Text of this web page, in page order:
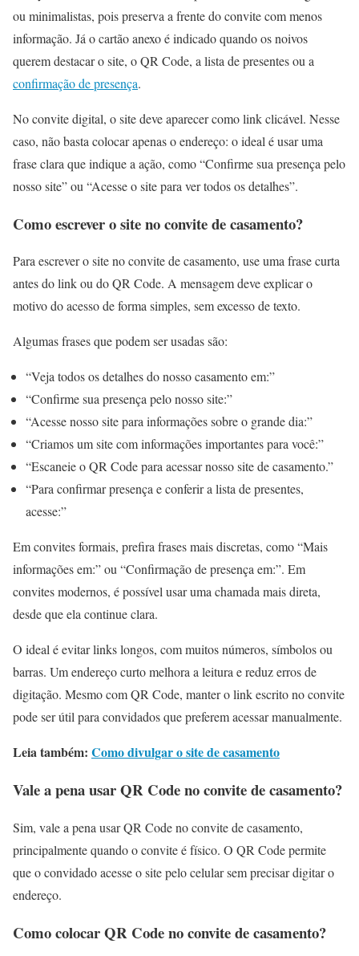
ou minimalistas, pois preserva a frente do convite com menos
informação. Já o cartão anexo é indicado quando os noivos
querem destacar o site, o QR Code, a lista de presentes ou a
confirmação de presença.
No convite digital, o site deve aparecer como link clicável. Nesse
caso, não basta colocar apenas o endereço: o ideal é usar uma
frase clara que indique a ação, como “Confirme sua presença pelo
nosso site” ou “Acesse o site para ver todos os detalhes”.
Como escrever o site no convite de casamento?
Para escrever o site no convite de casamento, use uma frase curta
antes do link ou do QR Code. A mensagem deve explicar o
motivo do acesso de forma simples, sem excesso de texto.
Algumas frases que podem ser usadas são:
“Veja todos os detalhes do nosso casamento em:”
“Confirme sua presença pelo nosso site:”
“Acesse nosso site para informações sobre o grande dia:”
“Criamos um site com informações importantes para você:”
“Escaneie o QR Code para acessar nosso site de casamento.”
“Para confirmar presença e conferir a lista de presentes,
acesse:”
Em convites formais, prefira frases mais discretas, como “Mais
informações em:” ou “Confirmação de presença em:”. Em
convites modernos, é possível usar uma chamada mais direta,
desde que ela continue clara.
O ideal é evitar links longos, com muitos números, símbolos ou
barras. Um endereço curto melhora a leitura e reduz erros de
digitação. Mesmo com QR Code, manter o link escrito no convite
pode ser útil para convidados que preferem acessar manualmente.
Leia também: Como divulgar o site de casamento
Vale a pena usar QR Code no convite de casamento?
Sim, vale a pena usar QR Code no convite de casamento,
principalmente quando o convite é físico. O QR Code permite
que o convidado acesse o site pelo celular sem precisar digitar o
endereço.
Como colocar QR Code no convite de casamento?